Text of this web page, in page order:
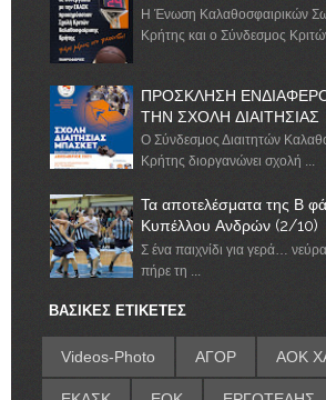
Η Ένωση Καλαθοσφαιρικών
Κρήτης και ο Σύνδεσμος Κριτών
ΠΡΟΣΚΛΗΣΗ
ΤΗΝ ΣΧΟΛΗ ΔΙΑΙΤΗΣΙΑΣ
Ο Σύνδεσμος Διαιτητών
Κρήτης διοργανώνει σχολή ...
Τα αποτελέσματα της Β
Κυπέλλου Ανδρών (2/10)
Σ ένα παιχνίδι για γερά…
πήρε τη ...
ΒΑΣΙΚΕΣ ΕΤΙΚΕΤΕΣ
Videos-Photo ΑΓΟΡ ΑΟΚ